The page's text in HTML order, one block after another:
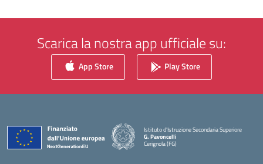
Scarica la nostra app ufficiale su:
App Store Play Store
Istituto d'Istruzione Secondaria Superiore
G. Pavoncelli
Cerignola (FG)
— Visita la pagina iniziale della scuola